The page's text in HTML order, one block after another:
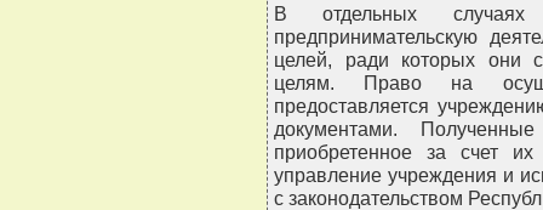
В отдельных случаях
предпринимательскую
целей, ради которых они
целям. Право на
предоставляется
документами.
приобретенное за счет
управление учреждения и
с законодательством